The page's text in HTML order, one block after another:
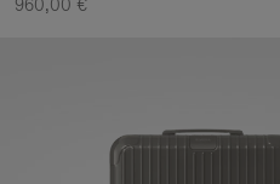
960,00 €